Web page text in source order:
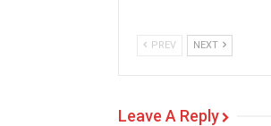
PREV NEXT
Leave A Reply